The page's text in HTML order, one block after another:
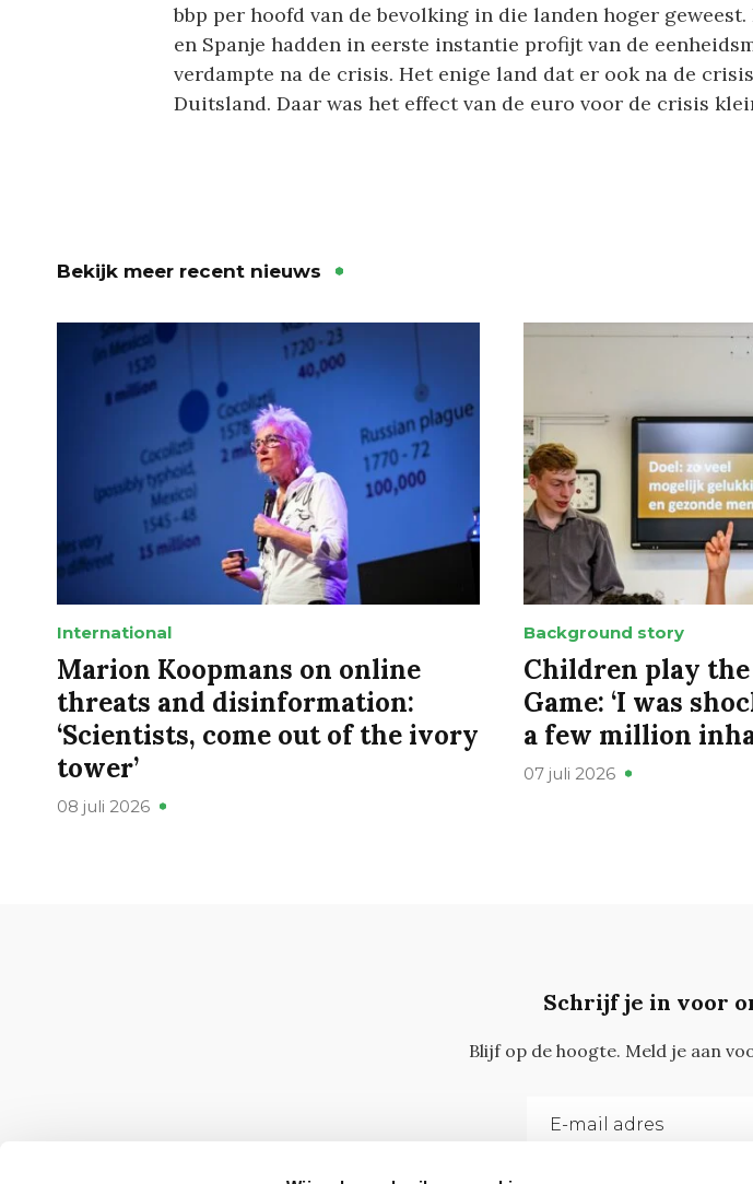
bbp per hoofd van de bevolking in die landen hoger
en Spanje hadden in eerste instantie profijt van de
verdampte na de crisis. Het enige land dat er ook na de
Duitsland. Daar was het effect van de euro voor de crisis
Bekijk meer recent nieuws
International
Marion Koopmans on online
threats and disinformation:
‘Scientists, come out of the ivory
tower’
08 juli 2026
Background story
Children play
Game: ‘I was
a few million
07 juli 2026
Schrijf je in voor
Blijf op de hoogte. Meld je aan